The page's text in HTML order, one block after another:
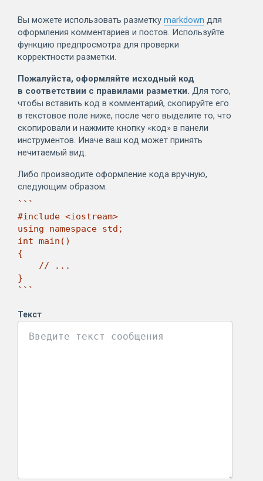
Вы можете использовать разметку markdown для
оформления комментариев и постов. Используйте
функцию предпросмотра для проверки
корректности разметки.
Пожалуйста, оформляйте исходный код
в соответствии с правилами разметки. Для того,
чтобы вставить код в комментарий, скопируйте его
в текстовое поле ниже, после чего выделите то, что
скопировали и нажмите кнопку «код» в панели
инструментов. Иначе ваш код может принять
нечитаемый вид.
Либо производите оформление кода вручную,
следующим образом:
```
#include <iostream>
using namespace std;
int main()
{
}
```
Текст